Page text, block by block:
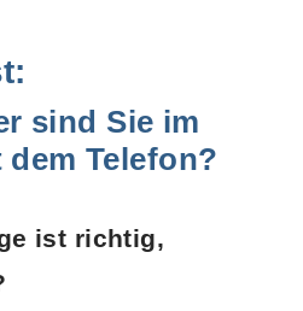
sind Sie im
Telefon?
ist richtig,